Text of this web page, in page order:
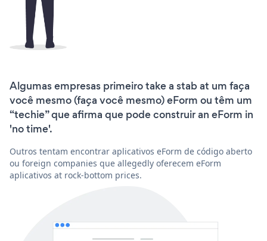
Algumas empresas primeiro take a stab at um faça
você mesmo (faça você mesmo) eForm ou têm um
“techie” que afirma que pode construir an eForm in
'no time'.
Outros tentam encontrar aplicativos eForm de código aberto
ou foreign companies que allegedly oferecem eForm
aplicativos at rock-bottom prices.